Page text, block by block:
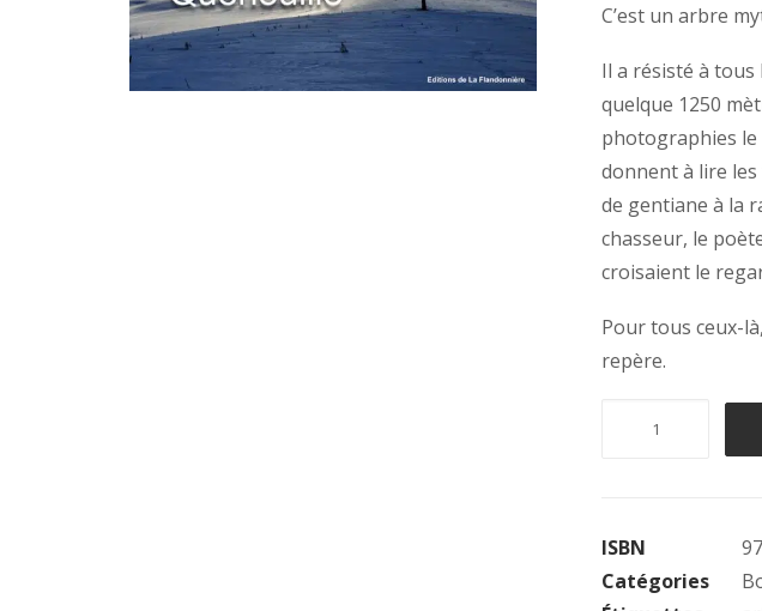
initial
19,00€.
C’est un arbre
Il a résisté à tous
quelque 1250
photographies le
donnent à lire
de gentiane à la
chasseur, le
croisaient le
Pour tous ceux-
repère.
Quenouille
ISBN
Catégories